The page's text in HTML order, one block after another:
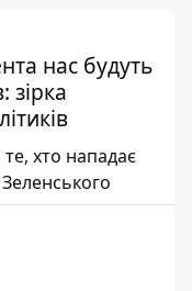
нас будуть
зірка
хто нападає